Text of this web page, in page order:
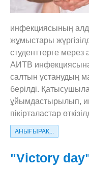
инфекциясының
жұмыстары
студенттерге
АИТВ
салтын ұстанудың
берілді.
ұйымдастырылып,
пікірталастар
АНЫҒЫРАҚ...
"Victory